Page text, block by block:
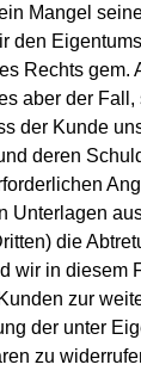
Mangel
den
Rechts gem.
aber der
der Kunde
deren
Unterlagen
die
wir in diesem
zur
der unter
zu